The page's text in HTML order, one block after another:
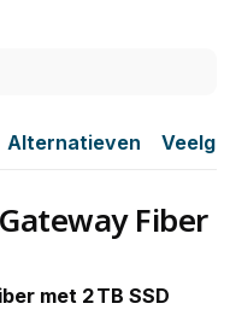
Alternatieven
Fiber
met 2 TB SSD